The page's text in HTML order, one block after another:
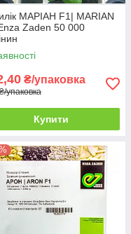
МАРІАН F1| MARIAN
Zaden 50 000
₴/упаковка
упаковка
Купити